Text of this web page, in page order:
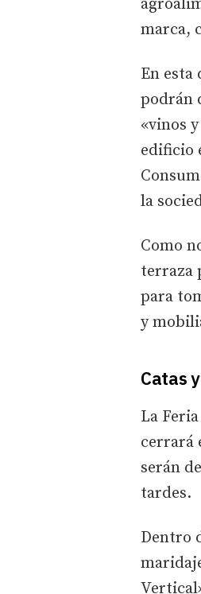
marca,
En esta
podrán
«vinos
edificio
la
Como
terraza
para
y
Catas
La
cerrará
serán
tardes.
Dentro